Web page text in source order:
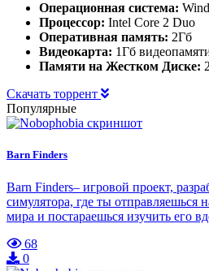
Операционная система:
Процессор: Intel Core 2 Duo
Оперативная память: 2Гб
Видеокарта: 1Гб
Памяти на Жестком Диске:
Скачать торрент
Популярные
Barn Finders
Barn Finders– игровой проект,
симулятора, где ты отправляешься
мира и постараешься изучить его
68
0